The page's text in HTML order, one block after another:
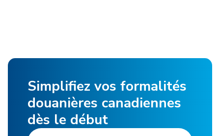
Simplifiez vos formalités
douanières canadiennes
dès le début